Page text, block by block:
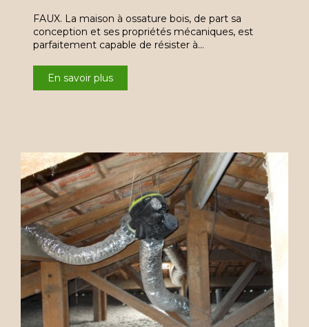
FAUX. La maison à ossature bois, de part sa
conception et ses propriétés mécaniques, est
parfaitement capable de résister à…
En savoir plus